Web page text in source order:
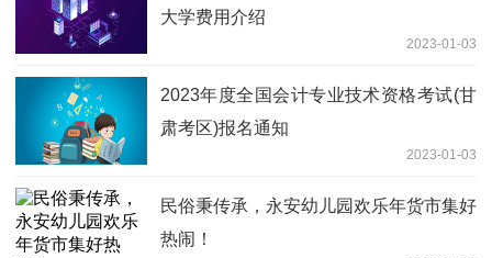
大学费用介绍
2023-01-03
2023年度全国会计专业技术资格考试(甘
肃考区)报名通知
2023-01-03
民俗秉传承，永安幼儿园欢乐年货市集好
热闹！